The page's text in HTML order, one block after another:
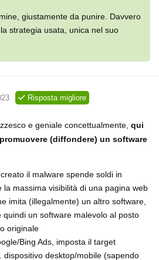
giustamente da punire. Davvero
strategia usata, unica nel suo
Risposta migliore
e geniale concettualmente, qui
(diffondere) un software
il malware spende soldi in
la massima visibilità di una pagina web
imita (illegalmente) un altro software,
quindi un software malevolo al posto
originale
Bing Ads, imposta il target
dispositivo desktop/mobile (sapendo